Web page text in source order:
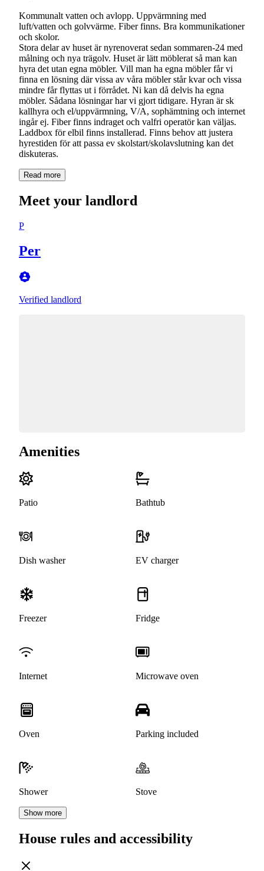
Kommunalt vatten och avlopp. Uppvärmning med
luft/vatten och golvvärme. Fiber finns. Bra kommunikationer
och skolor.
Stora delar av huset är nyrenoverat sedan sommaren-24 med
målning och nya trägolv. Huset är lätt möblerat så man kan
hyra det utan egna möbler. Vill man ha egna möbler får vi
finna en lösning där vissa av våra möbler står kvar och vissa
mindre får flyttas ut i förrådet. Ni kan då delvis ha egna
möbler. Sådana lösningar har vi gjort tidigare. Hyran är sk
kallhyra och el/uppvärmning, V/A, sophämtning och internet
ingår ej. Fiber finns indraget och valfri operatör kan väljas.
Laddbox för elbil finns installerad. Finns behov att justera
hyrestiden för att passa ev skolstart/skolavslutning kan det
Read more
Meet your landlord
P
Per
Verified landlord
Amenities
Patio Bathtub
Dish washer EV charger
Freezer Fridge
Internet Microwave oven
Oven Parking included
Shower Stove
Show more
House rules and accessibility